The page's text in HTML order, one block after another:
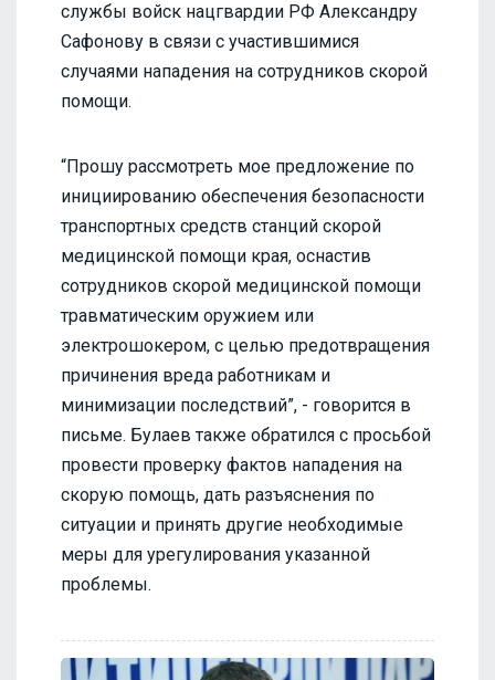
службы войск нацгвардии РФ Александру
Сафонову в связи с участившимися
случаями нападения на сотрудников скорой
помощи.
“Прошу рассмотреть мое предложение по
инициированию обеспечения безопасности
транспортных средств станций скорой
медицинской помощи края, оснастив
сотрудников скорой медицинской помощи
травматическим оружием или
электрошокером, с целью предотвращения
причинения вреда работникам и
минимизации последствий”, - говорится в
письме. Булаев также обратился с просьбой
провести проверку фактов нападения на
скорую помощь, дать разъяснения по
ситуации и принять другие необходимые
меры для урегулирования указанной
проблемы.